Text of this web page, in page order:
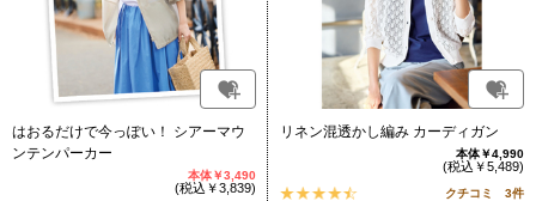
はおるだけで今っぽい！ シアーマウ
ンテンパーカー
本体￥3,490
(税込￥3,839)
リネン混透かし編み カーディガン
本体￥4,990
(税込￥5,489)
クチコミ 3件